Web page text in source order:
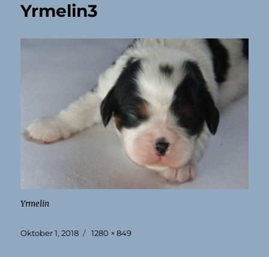
Yrmelin3
Yrmelin
Veröffentlicht
Oktober 1, 2018 Originalgröße
1280 × 849